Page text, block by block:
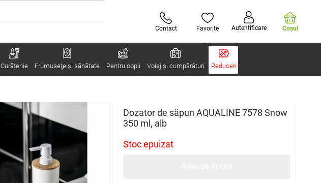
Contact Favorite Autentificare Coşul
Curățenie Frumuseţe şi sănătate Pentru copii Voiaj și cumpărături Reduceri
Dozator de săpun AQUALINE 7578 Snow
350 ml, alb
Stoc epuizat